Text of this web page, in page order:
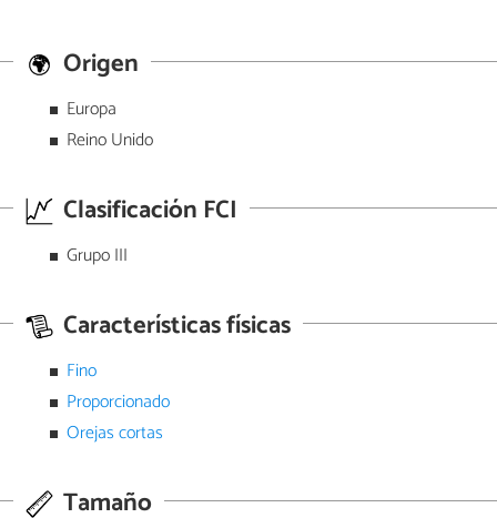
Origen
Europa
Reino Unido
Clasificación FCI
Grupo III
Características físicas
Fino
Proporcionado
Orejas cortas
Tamaño